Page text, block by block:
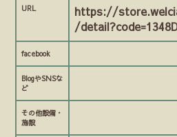
URL
https://
/
facebook
BlogやSNSな
ど
その他設備・
施設